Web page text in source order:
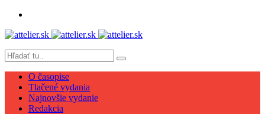
O časopise
Tlačené vydania
Najnovšie vydanie
Redakcia